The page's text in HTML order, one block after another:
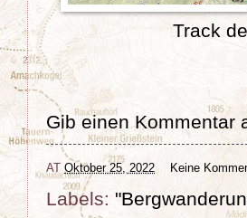
Track
Gib einen Kommentar
AT Oktober 25, 2022 Keine
Labels: